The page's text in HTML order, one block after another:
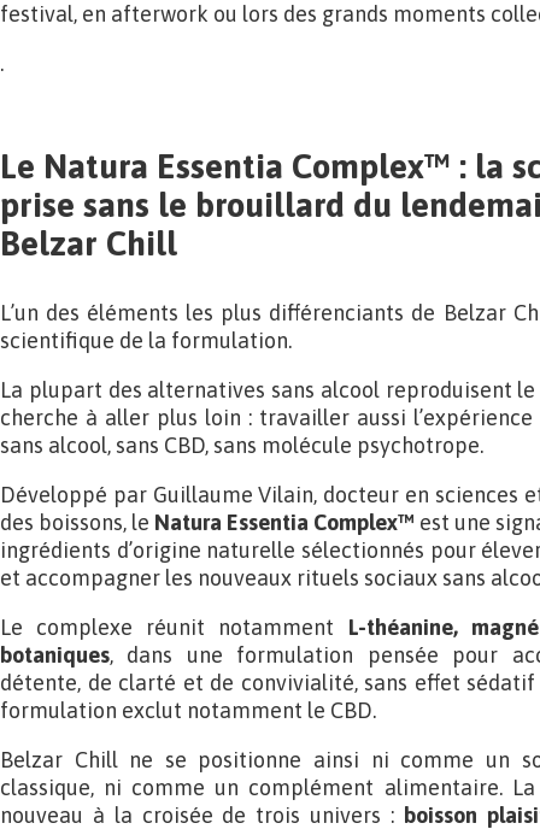
festival, en afterwork ou lors des grands moments
.
Le Natura Essentia Complex™ : la
prise sans le brouillard du
Belzar Chill
L’un des éléments les plus différenciants de Belzar
scientifique de la formulation.
La plupart des alternatives sans alcool reproduisent
cherche à aller plus loin : travailler aussi
sans alcool, sans CBD, sans molécule psychotrope.
Développé par Guillaume Vilain, docteur en sciences
des boissons, le Natura Essentia Complex™ est une
ingrédients d’origine naturelle sélectionnés pour
et accompagner les nouveaux rituels sociaux sans
Le complexe réunit notamment L-théanine,
botaniques, dans une formulation pensée pour
détente, de clarté et de convivialité, sans effet
formulation exclut notamment le CBD.
Belzar Chill ne se positionne ainsi ni comme un
classique, ni comme un complément alimentaire.
nouveau à la croisée de trois univers : boisson